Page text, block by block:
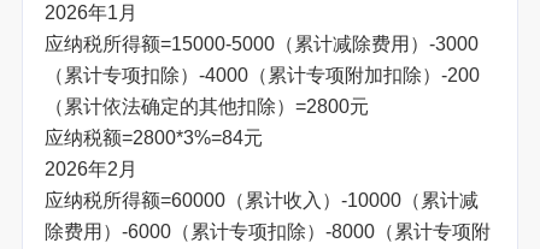
2026年1月
应纳税所得额=15000-5000（累计减除费用）-3000
（累计专项扣除）-4000（累计专项附加扣除）-200
（累计依法确定的其他扣除）=2800元
应纳税额=2800*3%=84元
2026年2月
应纳税所得额=60000（累计收入）-10000（累计减
除费用）-6000（累计专项扣除）-8000（累计专项附